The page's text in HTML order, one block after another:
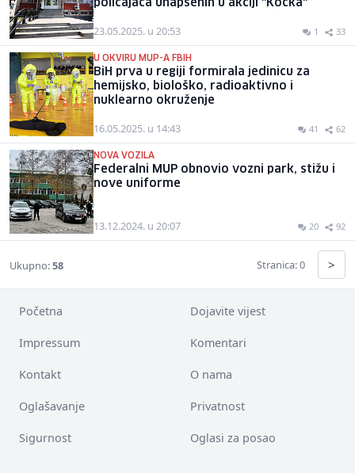
policajaca uhapšenih u akciji "Kocka"
23.05.2025. u 20:53 1 33
U OKVIRU MUP-A FBIH
BiH prva u regiji formirala jedinicu za
hemijsko, biološko, radioaktivno i
nuklearno okruženje
16.05.2025. u 14:43 41 62
NOVA VOZILA
Federalni MUP obnovio vozni park, stižu i
nove uniforme
13.12.2024. u 20:07 20 92
Ukupno:58 Stranica: 0 >
Početna Dojavite vijest
Impressum Komentari
Kontakt O nama
Oglašavanje Privatnost
Sigurnost Oglasi za posao